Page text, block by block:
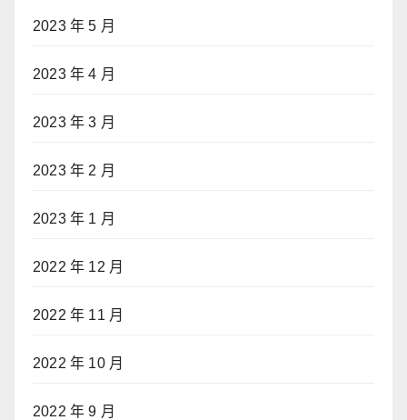
2023 年 5 月
2023 年 4 月
2023 年 3 月
2023 年 2 月
2023 年 1 月
2022 年 12 月
2022 年 11 月
2022 年 10 月
2022 年 9 月